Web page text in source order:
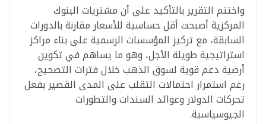
واختتم التقرير بالتأكيد على أن مشتريات البنوك
المركزية أصبحت أقل حساسية للأسعار مقارنة بالدورات
السابقة، مع تركيز المؤسسات الرسمية على بناء مراكز
استراتيجية طويلة الأجل، وهو ما يساهم في تكوين
أرضية دعم قوية لسوق الذهب خلال فترات التصحيح،
رغم استمرار احتمالات التقلب على المدى القصير بفعل
تحركات الدولار وعوائد السندات والتطورات
الجيوسياسية.